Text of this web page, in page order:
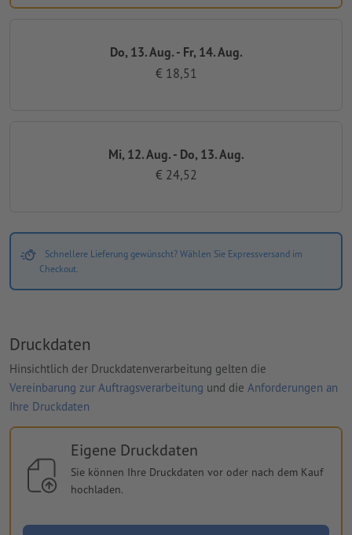
Do, 13. Aug. - Fr, 14. Aug.
€ 18,51
Mi, 12. Aug. - Do, 13. Aug.
€ 24,52
Schnellere Lieferung gewünscht? Wählen Sie Expressversand im
Checkout.
Druckdaten
Hinsichtlich der Druckdatenverarbeitung gelten die
Vereinbarung zur Auftragsverarbeitung und die Anforderungen an
Ihre Druckdaten
Eigene Druckdaten
Sie können Ihre Druckdaten vor oder nach dem Kauf
hochladen.